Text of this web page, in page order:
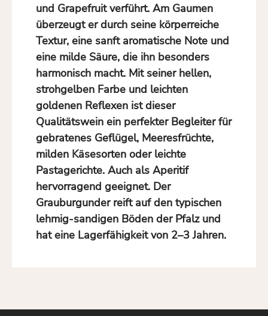
und Grapefruitverführt. Am Gaumen
überzeugt er durch seine körperreiche
Textur, eine sanft aromatische Note und
eine milde Säure, die ihn besonders
harmonisch macht. Mit seiner hellen,
strohgelben Farbe und leichten
goldenen Reflexen ist dieser
Qualitätswein ein perfekter Begleiter für
gebratenes Geflügel, Meeresfrüchte,
milden Käsesorten oder leichte
Pastagerichte. Auch als Aperitif
hervorragend geeignet. Der
Grauburgunderreift auf den typischen
lehmig-sandigen Böden der Pfalzund
hat eine Lagerfähigkeit von 2–3 Jahren.